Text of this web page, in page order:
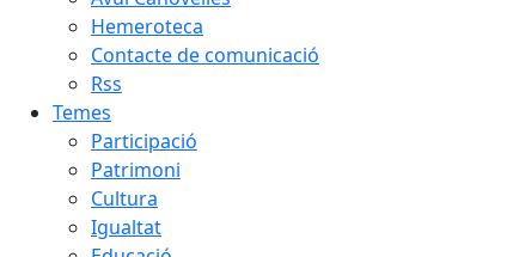
Hemeroteca
Contacte de comunicació
Rss
Temes
Participació
Patrimoni
Cultura
Igualtat